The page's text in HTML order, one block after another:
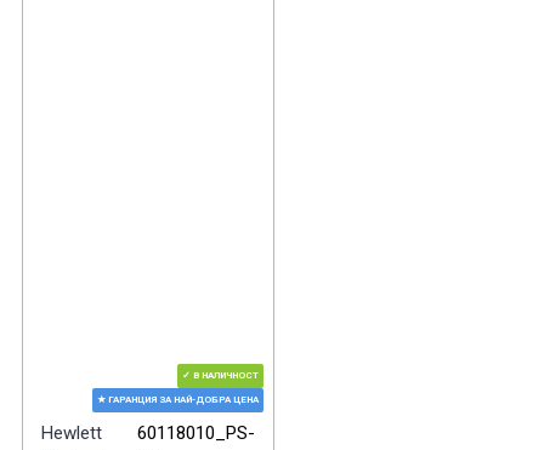
✓ В НАЛИЧНОСТ
★ ГАРАНЦИЯ ЗА НАЙ-ДОБРА ЦЕНА
Hewlett
60118010_PS-